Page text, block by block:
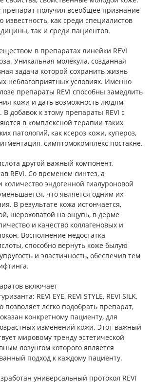
препарат получил всеобщее признание
как среди специалистов
так и среди пациентов.
в препаратах линейки REVI
Уникальная молекула, созданная
задача которой сохранить жизнь
неблагоприятных условиях. Именно
препараты REVI способны замедлить
кожи и дать возможность людям
В добавок к этому препараты REVI с
в комплексной терапии таких
патологий, как ксероз кожи, купероз,
симптомокомплекс постакне.
другой важный компонент,
REVI. Со временем синтез, а
количество эндогенной гиалуроновой
что является одним их
В результате кожа истончается,
шероховатой на ощупь, в дерме
и качество коллагеновых и
Восполнение недостатка
способно вернуть коже былую
и эластичность, обеспечив тем
включает
REVI EYE, REVI STYLE, REVI SILK,
позволяет легко подобрать препарат,
конкретному пациенту, для
изменений кожи. Этот важный
мировому тренду эстетической
лозунгом которого является
подход к каждому пациенту.
универсальный протокол REVI